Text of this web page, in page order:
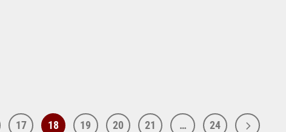
17 18 19 20 21 … 24